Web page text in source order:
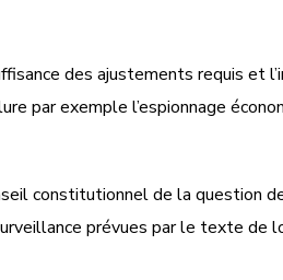
des ajustements requis et
par exemple l’espionnage
constitutionnel de la question
prévues par le texte de